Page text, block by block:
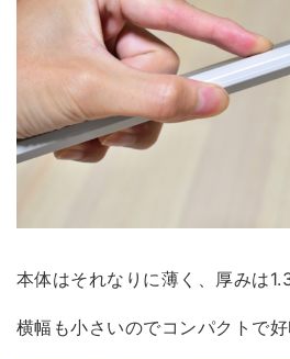
本体はそれなりに薄く、厚みは
横幅も小さいのでコンパクトで